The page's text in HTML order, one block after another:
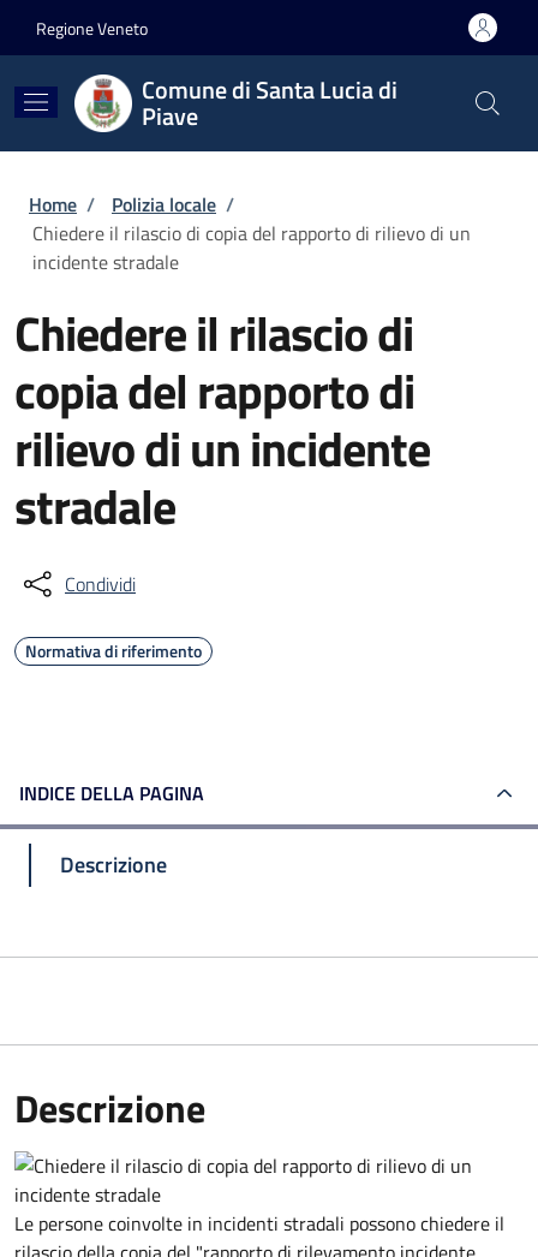
Regione Veneto
Comune di Santa Lucia di
Piave
Briciole di pane
Home / Polizia locale /
Chiedere il rilascio di copia del rapporto di rilievo di un
incidente stradale
Chiedere il rilascio di
copia del rapporto di
rilievo di un incidente
stradale
Condividi
Normativa di riferimento
INDICE DELLA PAGINA
Descrizione
Descrizione
Le persone coinvolte in incidenti stradali possono chiedere il